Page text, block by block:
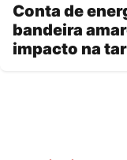
Conta de
bandeira
impacto na